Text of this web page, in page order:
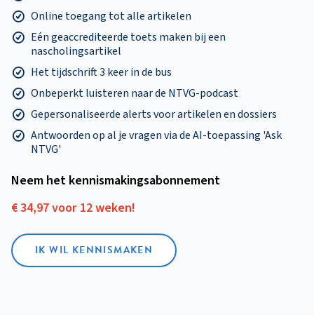
Online toegang tot alle artikelen
Eén geaccrediteerde toets maken bij een
nascholingsartikel
Het tijdschrift 3 keer in de bus
Onbeperkt luisteren naar de NTVG-podcast
Gepersonaliseerde alerts voor artikelen en dossiers
Antwoorden op al je vragen via de AI-toepassing 'Ask
NTVG'
Neem het kennismakings­abonnement
€ 34,97 voor 12 weken!
IK WIL KENNISMAKEN